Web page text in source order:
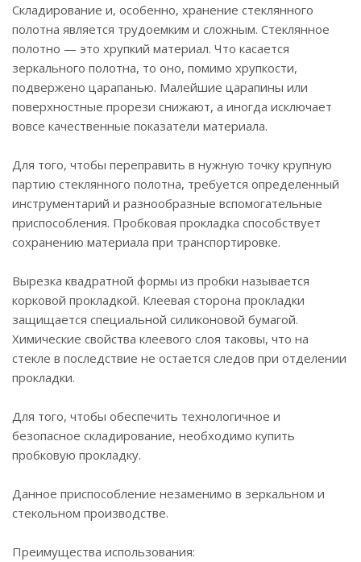
Складирование и, особенно, хранение стеклянного
полотна является трудоемким и сложным. Стеклянное
полотно — это хрупкий материал. Что касается
зеркального полотна, то оно, помимо хрупкости,
подвержено царапанью. Малейшие царапины или
поверхностные прорези снижают, а иногда исключает
вовсе качественные показатели материала.
Для того, чтобы переправить в нужную точку крупную
партию стеклянного полотна, требуется определенный
инструментарий и разнообразные вспомогательные
приспособления. Пробковая прокладка способствует
сохранению материала при транспортировке.
Вырезка квадратной формы из пробки называется
корковой прокладкой. Клеевая сторона прокладки
защищается специальной силиконовой бумагой.
Химические свойства клеевого слоя таковы, что на
стекле в последствие не остается следов при отделении
прокладки.
Для того, чтобы обеспечить технологичное и
безопасное складирование, необходимо купить
пробковую прокладку.
Данное приспособление незаменимо в зеркальном и
стекольном производстве.
Преимущества использования: